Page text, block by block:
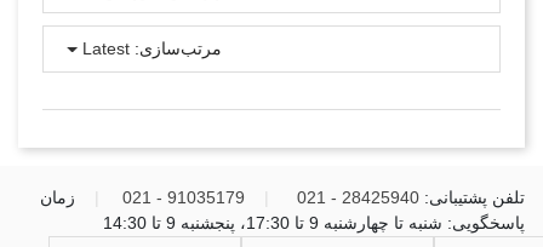
مرتب‌سازی: Latest
تلفن پشتیبانی: 28425940 - 021
91035179 - 021
زمان
پاسخگویی: شنبه تا چهارشنبه 9 تا 17:30، پنجشنبه 9 تا 14:30